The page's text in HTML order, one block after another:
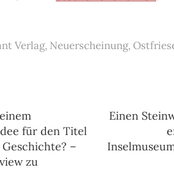
Verlag, Neuerscheinung,
für den Titel
–
zu
Einen